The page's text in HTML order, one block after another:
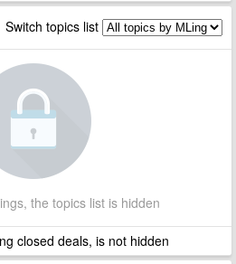
Switch topics list
the topics list is hidden
closed deals, is not hidden